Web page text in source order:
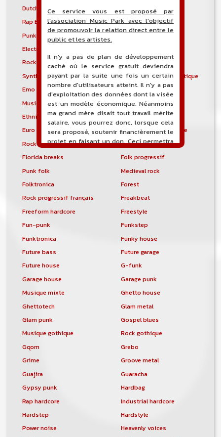
Dutch house
Early hardcore
Rap East Coast
Easycore
Punk gaélique
Électro-industriel
Electronic body music
Rock électronique
Electronicore
Synthpunk
Musique électroacoustique
Emo
Emo pop
Musique spectrale
Éthio-jazz
Ethnic electronica
Ethno-jazz
Euro Disco
Musique expérimentale
Rock expérimental
Metal extrême
Florida breaks
Folk progressif
Punk folk
Medieval rock
Folktronica
Forest
Rock progressif français
Freakbeat
Freeform hardcore
Freestyle
Fun-punk
Funkstep
Funktronica
Funky house
Future bass
Future garage
Future house
G-funk
Garage house
Garage punk
Musique mixte
Ghetto house
Ghettotech
Glam metal
Glam punk
Gospel blues
Musique gothique
Rock gothique
Gqom
Grebo
Grime
Groove metal
Guajira
Guaracha
Gypsy punk
Hardbag
Rap hardcore
Industrial hardcore
Hardstep
Hardstyle
Power noise
Heavenly voices
Ce service vous est proposé par
l'association Music Park avec l'objectif
de promouvoir la relation direct entre le
public et les artistes.
Il n'y a pas de plan de développement
caché où le service gratuit deviendra
payant par la suite une fois un certain
nombre d'utilisateurs atteint. Il n'y a pas
d'exploitation des données dont la visée
est un modèle économique. Néanmoins
ma grand mère disait tout travail mérite
salaire, vous pourrez donc, lorsque cela
sera proposé, soutenir financièrement le
projet en faisant un don. Ceci permettra
de financer l'hébergement, le nom de
domaine, les heures de maintenance et
de développement du site, et peut-être
de soit que l'ensemble de la
comptabilité sera totalement publique
Un nouveau service de petites annonces
site. Ce service permet, lorsque vous
êtes musiciens ou un groupe, un
orchestre, DJ, etc... de chercher un/des
un DJ, etc...